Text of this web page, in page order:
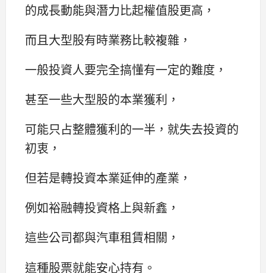
的成長動能與潛力比起權值股更高，
而且大型股有時業務比較複雜，
一般投資人要完全搞懂有一定的難度，
甚至一些大型股的本業獲利，
可能只占整體獲利的一半，就失去投資的
初衷，
但若是轉投資本業延伸的產業，
例如裕融轉投資格上與新鑫，
這些公司都與汽車租賃相關，
這種股票就能安心持有。